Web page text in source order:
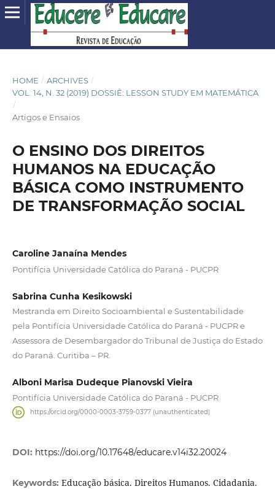
HOME / ARCHIVES /
VOL. 14, N. 32 (2019) DOSSIÊ: LESSON STUDY EM MATEMÁTICA
/
Artigos e Ensaios
O ENSINO DOS DIREITOS
HUMANOS NA EDUCAÇÃO
BÁSICA COMO INSTRUMENTO
DE TRANSFORMAÇÃO SOCIAL
Caroline Janaína Mendes
Pontifícia Universidade Católica do Paraná - PUCPR
Sabrina Cunha Kesikowski
Mestranda em Direito Socioambiental e Sustentabilidade
pela Pontifícia Universidade Católica do Paraná - PUCPR e
Assessora de Desembargador do Tribunal de Justiça do Estado
do Paraná. Curitiba – PR.
Alboni Marisa Dudeque Pianovski Vieira
Pontifícia Universidade Católica do Paraná - PUCPR
https://orcid.org/0000-0003-3759-0377 (unauthenticated)
DOI: https://doi.org/10.17648/educare.v14i32.20024
Keywords: Educação básica. Direitos Humanos. Cidadania.